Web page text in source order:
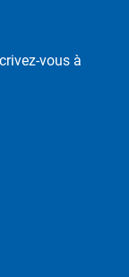
vous à